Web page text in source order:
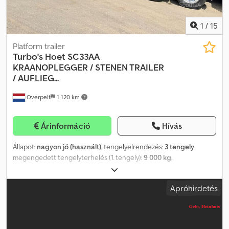
1 / 15
Overpelt 1 120 km
Platform trailer
Turbo's Hoet SC33AA
KRAANOPLEGGER / STENEN TRAILER
/ AUFLIEG...
Árinformáció Hívás
Állapot: nagyon jó (használt), tengelyelrendezés: 3 tengely,
megengedett tengelyterhelés (1. tengely):9 000 kg,
megengedett tengelyterhelés (2. tengely):
megengedett tengelyterhelés (3. tengely):9 000 kg, első
132 350 mm, teljes
, gumiabroncs állapota:75
Apróhirdetés